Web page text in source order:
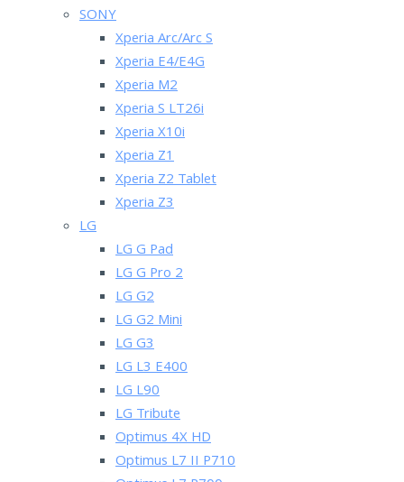
SONY
Xperia Arc/Arc S
Xperia E4/E4G
Xperia M2
Xperia S LT26i
Xperia X10i
Xperia Z1
Xperia Z2 Tablet
Xperia Z3
LG
LG G Pad
LG G Pro 2
LG G2
LG G2 Mini
LG G3
LG L3 E400
LG L90
LG Tribute
Optimus 4X HD
Optimus L7 II P710